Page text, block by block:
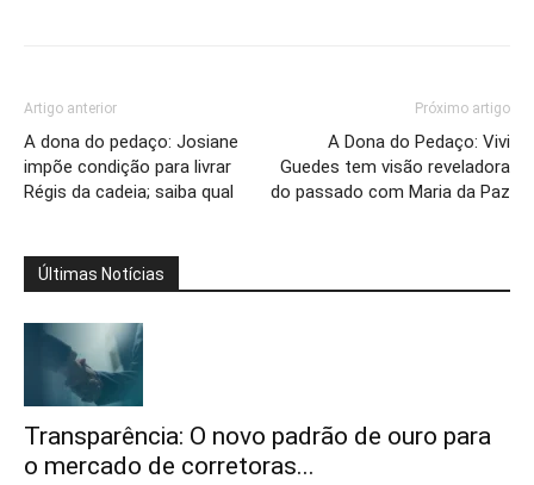
Artigo anterior
A dona do pedaço: Josiane
impõe condição para livrar
Régis da cadeia; saiba qual
Próximo artigo
A Dona do Pedaço: Vivi
Guedes tem visão reveladora
do passado com Maria da Paz
Últimas Notícias
Transparência: O novo padrão de ouro para
o mercado de corretoras...